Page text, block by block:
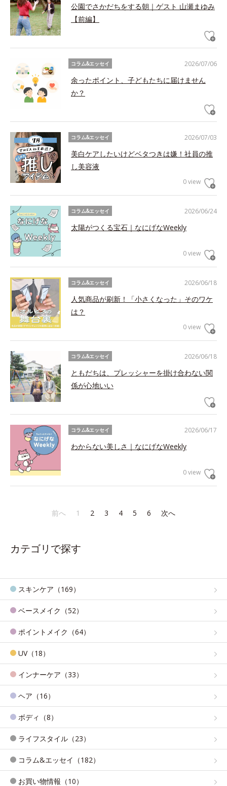
公園でさかだちをする朝｜ゲスト 山瀬まゆみ
【前編】
2026/07/06
コラム&エッセイ
余ったポイント、子どもたちに届けません
か？
2026/07/03
コラム&エッセイ
美白ケアしたいけどベタつきは嫌！社員の推
し美容液
0 view
2026/06/24
コラム&エッセイ
太陽がつくる宝石｜なにげなWeekly
0 view
2026/06/18
コラム&エッセイ
人気商品が刷新！「小さくなった」そのワケ
は？
0 view
2026/06/18
コラム&エッセイ
ともだちは、プレッシャーを掛け合わない関
係が心地いい
2026/06/17
コラム&エッセイ
わからない美しさ｜なにげなWeekly
0 view
前へ 1 2 3 4 5 6 次へ
カテゴリで探す
スキンケア（169）
ベースメイク（52）
ポイントメイク（64）
UV（18）
インナーケア（33）
ヘア（16）
ボディ（8）
ライフスタイル（23）
コラム&エッセイ（182）
お買い物情報（10）